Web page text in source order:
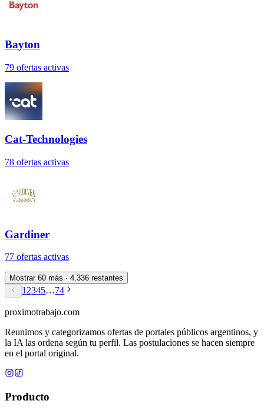
Bayton
79 ofertas activas
Cat-Technologies
78 ofertas activas
Gardiner
77 ofertas activas
Mostrar 60 más · 4.336 restantes
12345…74
proximotrabajo.com
Reunimos y categorizamos ofertas de portales públicos argentinos, y
la IA las ordena según tu perfil. Las postulaciones se hacen siempre
en el portal original.
Producto